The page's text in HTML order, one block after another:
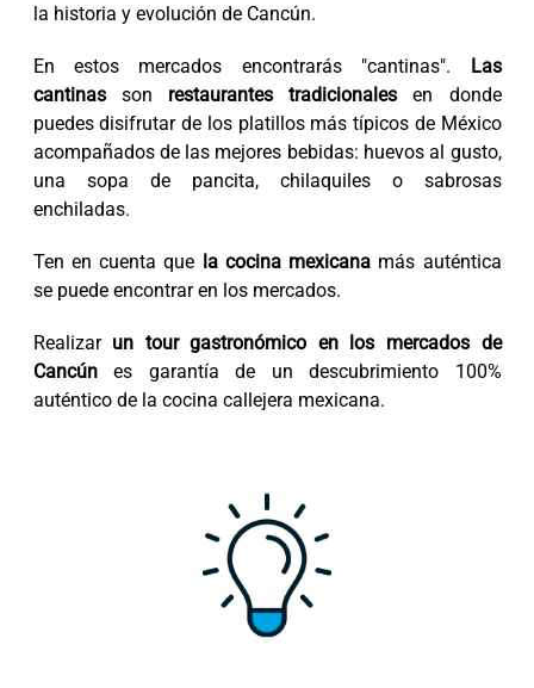
la historia y evolución de Cancún.
En estos mercados encontrarás "cantinas". Las
cantinasson restaurantes tradicionales en donde
puedes disifrutar de los platillos más típicos de México
acompañados de las mejores bebidas: huevos al gusto,
una sopa de pancita, chilaquiles o sabrosas
enchiladas.
Ten en cuenta que la cocina mexicana más auténtica
se puede encontrar en los mercados.
Realizar un tour gastronómico en los mercados de
Cancúnes garantía de un descubrimiento 100%
auténtico de la cocina callejera mexicana.